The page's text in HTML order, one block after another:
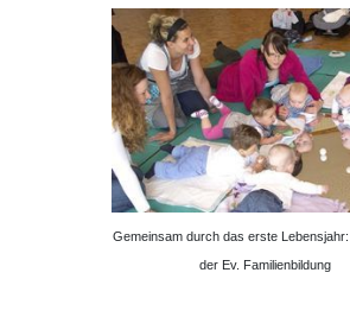
Gemeinsam durch das erste Lebensjahr:
der Ev. Familienbildung